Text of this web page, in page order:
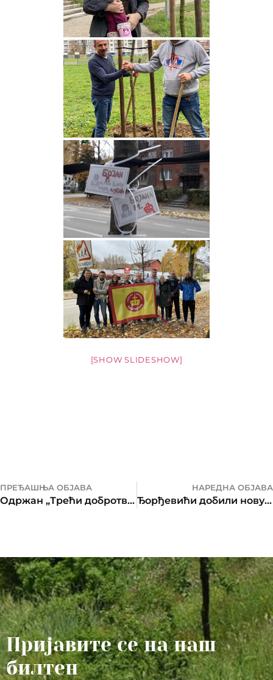
[SHOW SLIDESHOW]
ПРЕЂАШЊА ОБЈАВА
Одржан „Трећи добротворни турниру“ у стоном фудбалу
НАРЕДНА ОБЈАВА
Ђорђевићи добили нову обућу
Пријавите се на наш
билтен